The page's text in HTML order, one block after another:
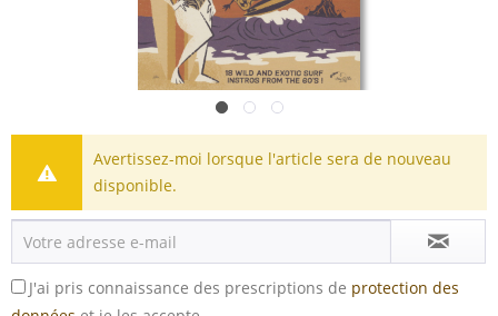
Avertissez-moi lorsque l'article sera de nouveau
disponible.
J'ai pris connaissance des prescriptions de protection des